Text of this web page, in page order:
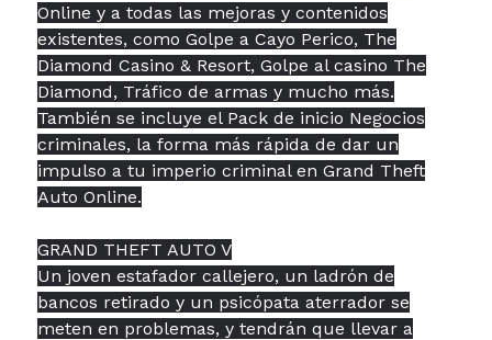
Online y a todas las mejoras y contenidos
existentes, como Golpe a Cayo Perico, The
Diamond Casino & Resort, Golpe al casino The
Diamond, Tráfico de armas y mucho más.
También se incluye el Pack de inicio Negocios
criminales, la forma más rápida de dar un
impulso a tu imperio criminal en Grand Theft
Auto Online.
GRAND THEFT AUTO V
Un joven estafador callejero, un ladrón de
bancos retirado y un psicópata aterrador se
meten en problemas, y tendrán que llevar a